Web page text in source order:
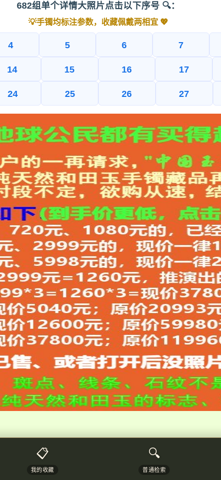
682组单个详情大照片点击以下序号 🔍：
💡手镯均标注参数，收藏佩戴两相宜 💖
4 5 6 7
14 15 16 17
24 25 26 27
📋
我的收藏
🔍
普通检索